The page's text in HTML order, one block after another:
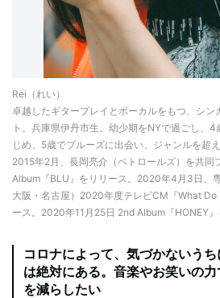
Rei（れい）
卓越したギタープレイとボーカルをもつ、シン
ト。兵庫県伊丹市生。幼少期をNYで過ごし、
じめ、5歳でブルーズに出会い、ジャンルを超
2015年2月、長岡亮介（ペトロールズ）を共同
Album『BLU』をリリース。2020年4月3日、
大阪・名古屋）2020年度テレビCM『What Do
ース。2020年11月25日 2nd Album『HONEY』
コロナによって、気づかないう
は絶対にある。音楽やお笑いの
を減らしたい